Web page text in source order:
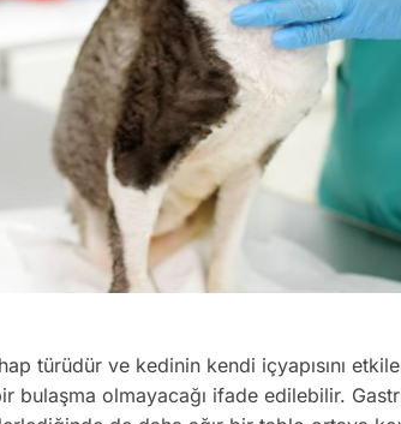
türüdür ve kedinin kendi içyapısını
bulaşma olmayacağı ifade edilebilir.